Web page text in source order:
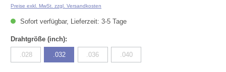
Preise exkl. MwSt. zzgl. Versandkosten
Sofort verfügbar, Lieferzeit: 3-5 Tage
Drahtgröße (inch):
.028
(Diese Option ist zurzeit nicht verfügbar.)
.032 .036
(Diese Option ist zurzeit nicht verfügbar.)
.040
(Diese Option ist zurzeit nicht verfügbar.)